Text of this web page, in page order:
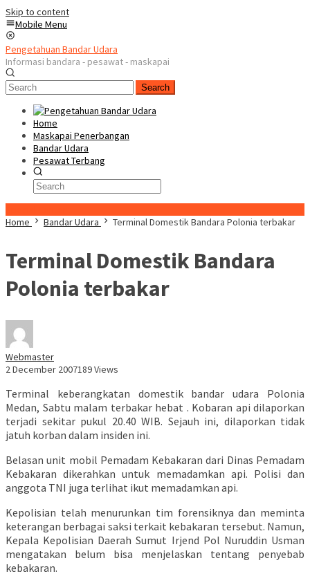
Skip to content
Mobile Menu
Pengetahuan Bandar Udara
Informasi bandara - pesawat - maskapai
Search
Home
Maskapai Penerbangan
Bandar Udara
Pesawat Terbang
Home
Bandar Udara Terminal Domestik Bandara Polonia terbakar
Terminal Domestik Bandara
Polonia terbakar
Webmaster
2 December 2007189 Views
Terminal keberangkatan domestik bandar udara Polonia
Medan, Sabtu malam terbakar hebat . Kobaran api dilaporkan
terjadi sekitar pukul 20.40 WIB. Sejauh ini, dilaporkan tidak
jatuh korban dalam insiden ini.
Belasan unit mobil Pemadam Kebakaran dari Dinas Pemadam
Kebakaran dikerahkan untuk memadamkan api. Polisi dan
anggota TNI juga terlihat ikut memadamkan api.
Kepolisian telah menurunkan tim forensiknya dan meminta
keterangan berbagai saksi terkait kebakaran tersebut. Namun,
Kepala Kepolisian Daerah Sumut Irjend Pol Nuruddin Usman
mengatakan belum bisa menjelaskan tentang penyebab
kebakaran.